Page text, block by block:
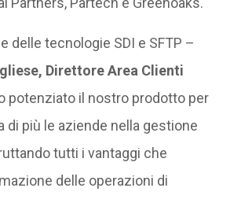
delle tecnologie SDI e SFTP –
Direttore Area Clienti
potenziato il nostro prodotto per
di più le aziende nella gestione
tutti i vantaggi che
delle operazioni di